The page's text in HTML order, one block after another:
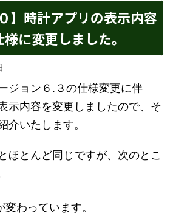
】時計アプリの表示内容
に変更しました。
ジョン６.３の仕様変更に伴
示内容を変更しましたので、そ
介いたします。
ほとんど同じですが、次のとこ
わっています。